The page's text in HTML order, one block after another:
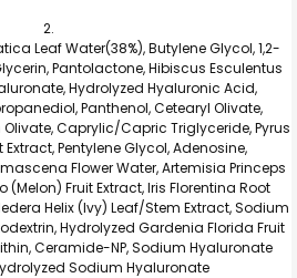
Leaf Water(38%), Butylene Glycol, 1,2-
Pantolactone, Hibiscus Esculentus
Hydrolyzed Hyaluronic Acid,
Panthenol, Cetearyl Olivate,
Caprylic/Capric Triglyceride, Pyrus
Pentylene Glycol, Adenosine,
Flower Water, Artemisia Princeps
(Melon) Fruit Extract, Iris Florentina Root
Helix (Ivy) Leaf/Stem Extract, Sodium
Hydrolyzed Gardenia Florida Fruit
Ceramide-NP, Sodium Hyaluronate
Sodium Hyaluronate